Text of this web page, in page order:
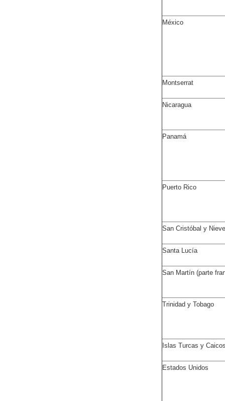
México
Montserrat
Nicaragua
Panamá
Puerto Rico
San Cristóbal y
Santa Lucía
San Martín (parte
Trinidad y Tobago
Islas Turcas y
Estados Unidos